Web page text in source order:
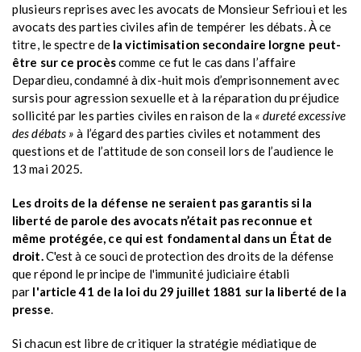
plusieurs reprises avec les avocats de Monsieur Sefrioui et les
avocats des parties civiles afin de tempérer les débats. À ce
titre, le spectre de la victimisation secondaire lorgne peut-
être sur ce procèscomme ce fut le cas dans l’affaire
Depardieu, condamné à dix-huit mois d’emprisonnement avec
sursis pour agression sexuelle et à la réparation du préjudice
sollicité par les parties civiles en raison de la « dureté excessive
des débats » à l’égard des parties civiles et notamment des
questions et de l’attitude de son conseil lors de l’audience le
13 mai 2025.
Les droits de la défense ne seraient pas garantis si la
liberté de parole des avocats n’était pas reconnue et
même protégée, ce qui est fondamental dans un État de
droit.C'est à ce souci de protection des droits de la défense
que répond le principe de l'immunité judiciaire établi
par l'article 41 de la loi du 29 juillet 1881 sur la liberté de la
presse.
Si chacun est libre de critiquer la stratégie médiatique de